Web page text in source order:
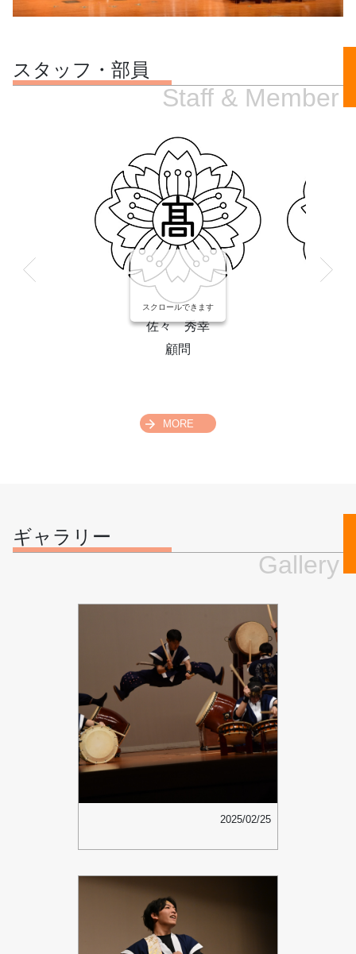
スタッフ・部員
Staff & Member
佐々 秀幸
顧問
スクロールできます
MORE
ギャラリー
Gallery
2025/02/25